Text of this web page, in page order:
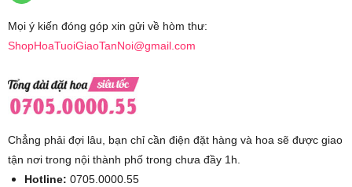
Mọi ý kiến đóng góp xin gửi về hòm thư:
ShopHoaTuoiGiaoTanNoi@gmail.com
Chẳng phải đợi lâu, bạn chỉ cần điện đặt hàng và hoa sẽ được giao
tận nơi trong nội thành phố trong chưa đầy 1h.
Hotline: 0705.0000.55